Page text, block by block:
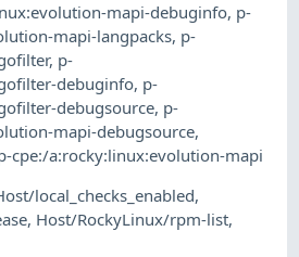
mapi-debuginfo, p-
mapi-langpacks, p-
, p-
debuginfo, p-
debugsource, p-
mapi-debugsource,
cpe:/a:rocky:linux:evolution-mapi
local_checks_enabled,
, Host/RockyLinux/rpm-list,